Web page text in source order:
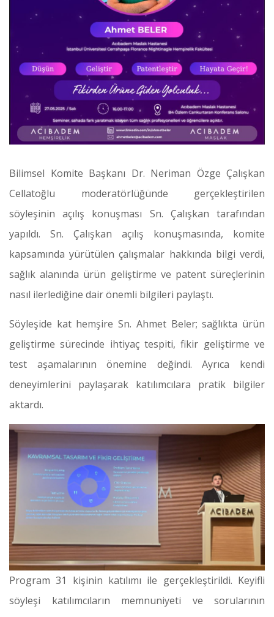
Bilimsel Komite Başkanı Dr. Neriman Özge Çalışkan
Cellatoğlu moderatörlüğünde gerçekleştirilen
söyleşinin açılış konuşması Sn. Çalışkan tarafından
yapıldı. Sn. Çalışkan açılış konuşmasında, komite
kapsamında yürütülen çalışmalar hakkında bilgi verdi,
sağlık alanında ürün geliştirme ve patent süreçlerinin
nasıl ilerlediğine dair önemli bilgileri paylaştı.
Söyleşide kat hemşire Sn. Ahmet Beler; sağlıkta ürün
geliştirme sürecinde ihtiyaç tespiti, fikir geliştirme ve
test aşamalarının önemine değindi. Ayrıca kendi
deneyimlerini paylaşarak katılımcılara pratik bilgiler
aktardı.
Program 31 kişinin katılımı ile gerçekleştirildi. Keyifli
söyleşi katılımcıların memnuniyeti ve sorularının